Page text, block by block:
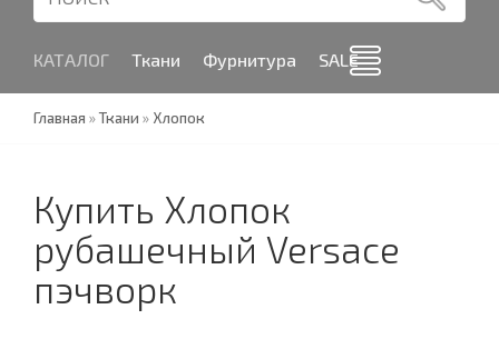
КАТАЛОГ Ткани Фурнитура SALE
Главная »Ткани » Хлопок
Купить Хлопок
рубашечный Versace
пэчворк